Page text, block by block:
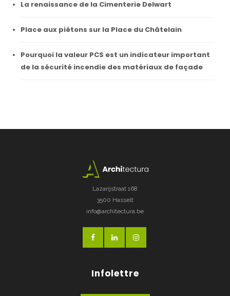
La renaissance de la Cimenterie Delwart
Place aux piétons sur la Place du Châtelain
Pourquoi la valeur PCS est un indicateur important
de la sécurité incendie des matériaux de façade
Lazarijstraat 168
3500 Hasselt
info@architectura.be
Infolettre